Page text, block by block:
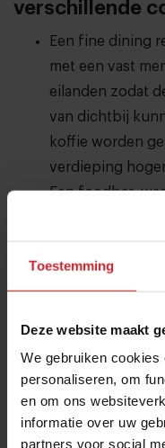
Toestemming
Deze website maakt
We gebruiken
personaliseren, om
en om ons
informatie over uw
partners voor social
verschillende
Een fine dining
met een vast
eilanden zodat
van dichtbij
koffie worden
verdieping
Een foodbar,
carte bereiden,
Een chef’s
plaatsnemen.
In een shop
Gerechten op
Basè
Op de menukaart